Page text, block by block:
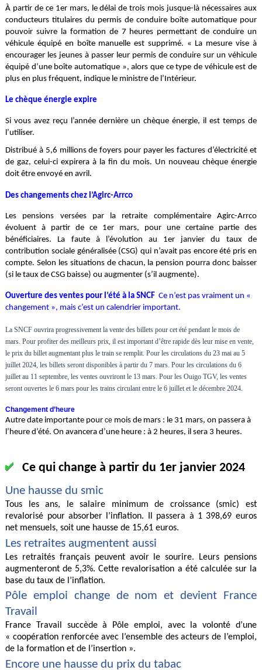
À partir de ce 1er mars, le délai de trois mois jusque-là nécessaires aux
conducteurs titulaires du permis de conduire boîte automatique pour
pouvoir suivre la formation de 7 heures permettant de conduire un
véhicule équipé en boîte manuelle est supprimé. « La mesure vise à
encourager les jeunes à passer leur permis de conduire sur un véhicule
équipé d’une boîte automatique », alors que ce type de véhicule est de
plus en plus fréquent, indique le ministre de l’Intérieur.
Le chèque énergie expire
Si vous avez reçu l’année dernière un chèque énergie, il est temps de
l’utiliser.
Distribué à 5,6 millions de foyers pour payer les factures d’électricité et
de gaz, celui-ci expirera à la fin du mois. Un nouveau chèque énergie
doit être envoyé en avril.
Des changements chez l’Agirc-Arrco
Les pensions versées par la retraite complémentaire Agirc-Arrco
évoluent à partir de ce 1er mars, pour une certaine partie des
bénéficiaires. La faute à l’évolution au 1er janvier du taux de
contribution sociale généralisée (CSG) qui n’avait pas encore été pris en
compte. Selon les situations de chacun, la pension pourra donc baisser
(si le taux de CSG baisse) ou augmenter (s’il augmente).
Ouverture des ventes pour l’été à la SNCFCe n’est pas vraiment un «
changement », mais c’est un calendrier important.
La SNCF ouvrira progressivement la vente des billets pour cet été pendant le mois de
mars. Pour profiter des meilleurs prix, il est important d’être rapide dès leur mise en vente,
le prix du billet augmentant plus le train se remplit. Pour les circulations du 23 mai au 5
juillet 2024, les billets seront disponibles à partir du 7 mars. Pour les circulations du 6
juillet au 11 septembre, les ventes ouvriront le 13 mars. Pour les Ouigo TGV, les ventes
seront ouvertes le 6 mars pour les trains circulant entre le 6 juillet et le décembre 2024.
Changement d’heure
Autre date importante pource mois de mars : le 31 mars, on passera à
l’heure d’été. On avancera d’une heure : à 2 heures, il sera 3 heures.
Ce qui change à partir du 1er janvier 2024
Une hausse du smic
Tous les ans, le salaire minimum de croissance (smic) est
revalorisé pour absorber l’inflation. Il passera à 1 398,69 euros
net mensuels, soit une hausse de 15,61 euros.
Les retraites augmentent aussi
Les retraités français peuvent avoir le sourire. Leurs pensions
augmenteront de 5,3%. Cette revalorisation a été calculée sur la
base du taux de l’inflation.
Pôle emploi change de nom et devient France
Travail
France Travail succède à Pôle emploi, avec la volonté d’une
« coopération renforcée avec l’ensemble des acteurs de l’emploi,
de la formation et de l’insertion ».
Encore une hausse du prix du tabac